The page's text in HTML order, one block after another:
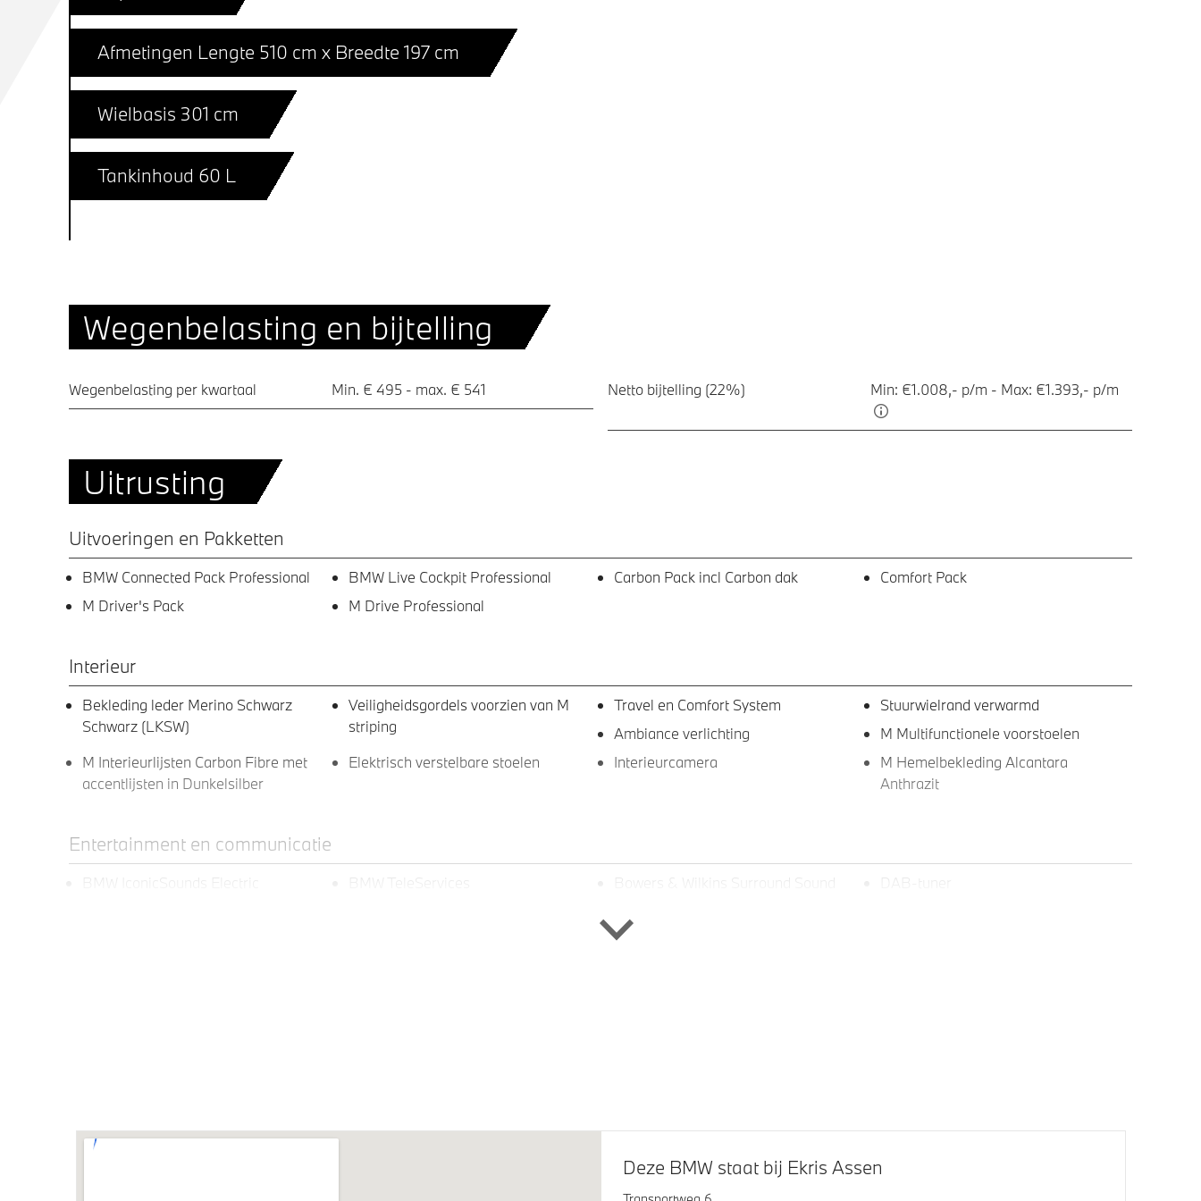
Afmetingen Lengte 510 cm x Breedte 197 cm
Wielbasis 301 cm
Tankinhoud 60 L
Wegenbelasting en bijtelling
Wegenbelasting per kwartaal Min. € 495 - max. € 541 Netto bijtelling (22%) Min: €1.008,- p/m - Max: €1.393,- p/m
Uitrusting
Uitvoeringen en Pakketten
BMW Connected Pack Professional BMW Live Cockpit Professional Carbon Pack incl Carbon dak
Comfort Pack
M Driver's Pack
M Drive Professional
Interieur
Bekleding leder Merino Schwarz
Schwarz (LKSW)
Veiligheidsgordels voorzien van M
striping
Travel en Comfort System
Stuurwielrand verwarmd
Ambiance verlichting
M Multifunctionele voorstoelen
M Interieurlijsten Carbon Fibre met
accentlijsten in Dunkelsilber
Elektrisch verstelbare stoelen Interieurcamera
M Hemelbekleding Alcantara
Anthrazit
Entertainment en communicatie
Klimaatbeheersing
Deze BMW staat bij Ekris Assen